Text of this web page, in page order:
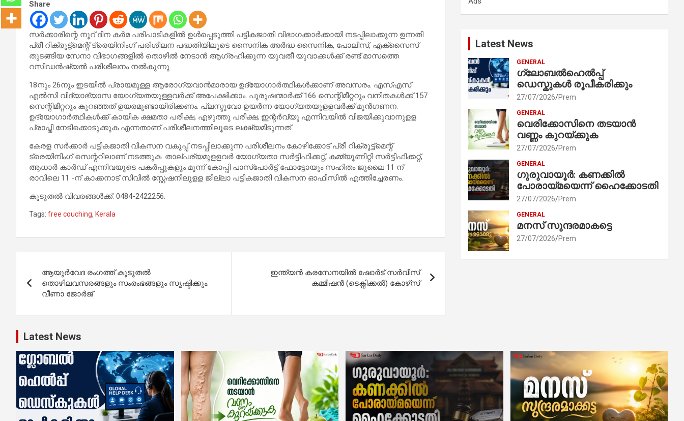
Share
സര്‍ക്കാരിന്റെ നൂറ് ദിന കര്‍മ പരിപാടികളില്‍ ഉള്‍പ്പെടുത്തി പട്ടികജാതി വിഭാഗക്കാര്‍ക്കായി നടപ്പിലാക്കുന്ന ഉന്നതി
പ്രീ റിക്രൂട്ട്‌മെന്റ് ട്രെയിനിംഗ് പരിശീലന പദ്ധതിയിലൂടെ സൈനിക അര്‍ദ്ധ സൈനിക, പോലീസ്, എക്‌സൈസ്
തുടങ്ങിയ സേനാ വിഭാഗങ്ങളില്‍ തൊഴില്‍ നേടാന്‍ ആഗ്രഹിക്കുന്ന യുവതീ യുവാക്കള്‍ക്ക് രണ്ട് മാസത്തെ
റസിഡന്‍ഷ്യല്‍ പരിശീലനം നല്‍കുന്നു.
18നും 26നും ഇടയില്‍ പ്രായമുള്ള ആരോഗ്യവാന്‍മാരായ ഉദ്യോഗാര്‍ത്ഥികള്‍ക്കാണ് അവസരം. എസ്എസ്
എല്‍സി വിദ്യാഭ്യാസ യോഗ്യതയുള്ളവർക്ക് അപേക്ഷിക്കാം. പുരുഷന്മാര്‍ക്ക് 166 സെന്റിമീറ്ററും വനിതകള്‍ക്ക് 157
സെന്റിമീറ്ററും കുറഞ്ഞത് ഉയരമുണ്ടായിരിക്കണം. പ്ലസ്ടുവോ ഉയര്‍ന്ന യോഗ്യതയുളളവര്‍ക്ക് മുന്‍ഗണന.
ഉദ്യോഗാര്‍ത്ഥികള്‍ക്ക് കായിക ക്ഷമതാ പരീക്ഷ, എഴുത്തു പരീക്ഷ, ഇന്റര്‍വ്യൂ എന്നിവയില്‍ വിജയിക്കുവാനുളള
പ്രാപ്തി നേടിക്കൊടുക്കുക എന്നതാണ് പരിശീലനത്തിലൂടെ ലക്ഷ്യമിടുന്നത്.
കേരള സര്‍ക്കാര്‍ പട്ടികജാതി വികസന വകുപ്പ് നടപ്പിലാക്കുന്ന പരിശീലനം കോഴിക്കോട് പ്രീ റിക്രൂട്ട്‌മെന്റ്
ട്രെയിനിംഗ് സെന്ററിലാണ് നടത്തുക. താല്പര്യമുളളവര്‍ യോഗ്യതാ സര്‍ട്ടിഫിക്കറ്റ്, കമ്മ്യൂണിറ്റി സര്‍ട്ടിഫിക്കറ്റ്,
ആധാര്‍ കാര്‍ഡ് എന്നിവയുടെ പകര്‍പ്പുകളും മൂന്ന് കോപ്പി പാസ്‌പോര്‍ട്ട് ഫോട്ടോയും സഹിതം ജൂലൈ 11 ന്
രാവിലെ 11 -ന് കാക്കനാട് സിവില്‍ സ്റ്റേഷനിലുളള ജില്ലാ പട്ടികജാതി വികസന ഓഫീസില്‍ എത്തിച്ചേരണം.
കൂടുതൽ വിവരങ്ങള്‍ക്ക്: 0484-2422256.
Tags: free couching, Kerala
navigation
ആയുർവേദ രംഗത്ത് കൂടുതൽ
തൊഴിലവസരങ്ങളും സംരംഭങ്ങളും സൃഷ്ടിക്കും:
വീണാ ജോർജ്
ഇന്ത്യൻ കരസേനയിൽ ഷോർട് സർവീസ്
കമ്മീഷൻ (ടെക്നിക്കൽ) കോഴ്‌സ്
Latest News
GENERAL
ഗ്ലോബൽഹെൽപ്പ്
ഡെസ്കുകൾ രൂപീകരിക്കും
27/07/2026 Prem
GENERAL
വെരിക്കോസിനെ തടയാൻ
വണ്ണം കുറയ്ക്കുക
27/07/2026 Prem
GENERAL
ഗുരുവായൂർ: കണക്കിൽ
പോരായ്മയെന്ന് ഹൈക്കോടതി
27/07/2026 Prem
GENERAL
മനസ് സുന്ദരമാകട്ടെ
27/07/2026 Prem
Latest News